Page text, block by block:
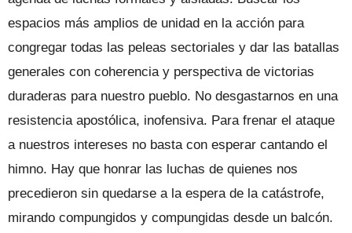
espacios más amplios de unidad en la acción para
congregar todas las peleas sectoriales y dar las batallas
generales con coherencia y perspectiva de victorias
duraderas para nuestro pueblo. No desgastarnos en una
resistencia apostólica, inofensiva. Para frenar el ataque
a nuestros intereses no basta con esperar cantando el
himno. Hay que honrar las luchas de quienes nos
precedieron sin quedarse a la espera de la catástrofe,
mirando compungidos y compungidas desde un balcón.